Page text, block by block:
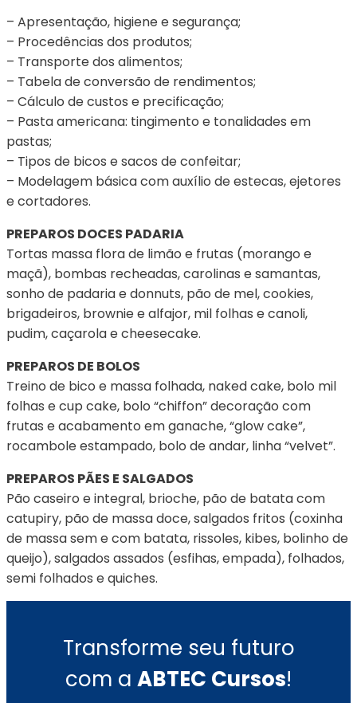
– Apresentação, higiene e segurança;
– Procedências dos produtos;
– Transporte dos alimentos;
– Tabela de conversão de rendimentos;
– Cálculo de custos e precificação;
– Pasta americana: tingimento e tonalidades em
pastas;
– Tipos de bicos e sacos de confeitar;
– Modelagem básica com auxílio de estecas, ejetores
e cortadores.
PREPAROS DOCES PADARIA
Tortas massa flora de limão e frutas (morango e
maçã), bombas recheadas, carolinas e samantas,
sonho de padaria e donnuts, pão de mel, cookies,
brigadeiros, brownie e alfajor, mil folhas e canoli,
pudim, caçarola e cheesecake.
PREPAROS DE BOLOS
Treino de bico e massa folhada, naked cake, bolo mil
folhas e cup cake, bolo “chiffon” decoração com
frutas e acabamento em ganache, “glow cake”,
rocambole estampado, bolo de andar, linha “velvet”.
PREPAROS PÃES E SALGADOS
Pão caseiro e integral, brioche, pão de batata com
catupiry, pão de massa doce, salgados fritos (coxinha
de massa sem e com batata, rissoles, kibes, bolinho de
queijo), salgados assados (esfihas, empada), folhados,
semi folhados e quiches.
Transforme seu futuro
com a ABTEC Cursos!